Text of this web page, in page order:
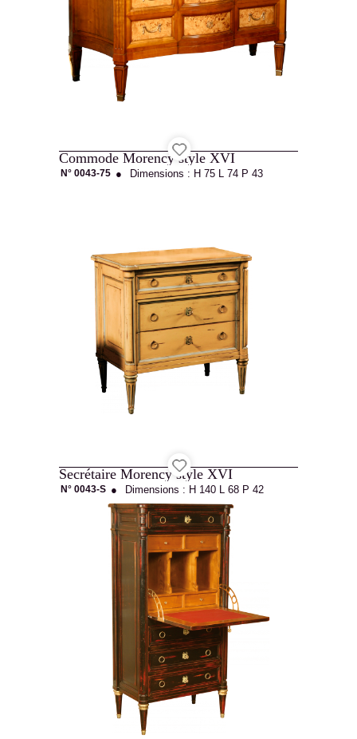
Contact
Recrutement
Commode Morency style XVI
N° 0043-75 ● Dimensions : H 75 L 74 P 43
Secrétaire Morency style XVI
N° 0043-S ● Dimensions : H 140 L 68 P 42